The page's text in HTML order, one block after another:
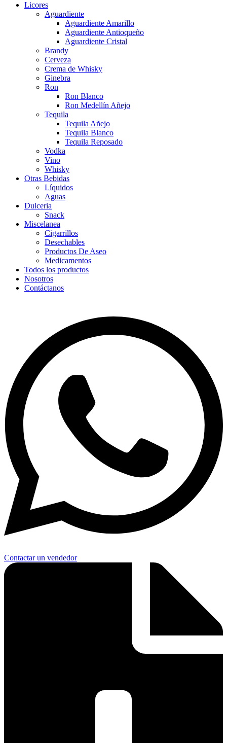
Licores
Aguardiente
Aguardiente Amarillo
Aguardiente Antioqueño
Aguardiente Cristal
Brandy
Cerveza
Crema de Whisky
Ginebra
Ron
Ron Blanco
Ron Medellín Añejo
Tequila
Tequila Añejo
Tequila Blanco
Tequila Reposado
Vodka
Vino
Whisky
Otras Bebidas
Líquidos
Aguas
Dulceria
Snack
Miscelanea
Cigarrillos
Desechables
Productos De Aseo
Medicamentos
Todos los productos
Nosotros
Contáctanos
Contactar un vendedor